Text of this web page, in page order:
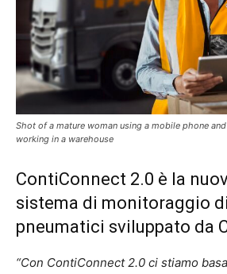
Shot of a mature woman using a mobile phone
working in a warehouse
ContiConnect 2.0 è la
sistema di monitoraggio
pneumatici sviluppato da
“Con ContiConnect 2.0 ci stiamo